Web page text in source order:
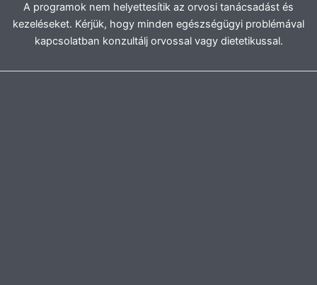
A programok nem helyettesítik az orvosi tanácsadást és
kezeléseket. Kérjük, hogy minden egészségügyi problémával
kapcsolatban konzultálj orvossal vagy dietetikussal.